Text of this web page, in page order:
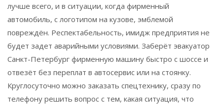
лучше всего, и в ситуации, когда фирменный
автомобиль, с логотипом на кузове, эмблемой
повреждён. Респектабельность, имидж предприятия не
будет задет аварийными условиями. Заберёт эвакуатор
Санкт-Петербург фирменную машину быстро с шоссе и
отвезёт без переплат в автосервис или на стоянку.
Круглосуточно можно заказать спецтехнику, сразу по
телефону решить вопрос с тем, какая ситуация, что